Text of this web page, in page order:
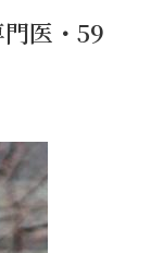
医・59